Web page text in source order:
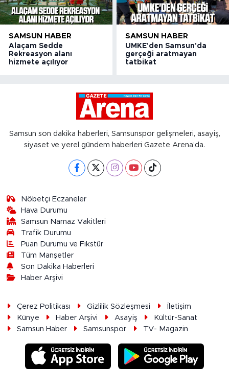
SAMSUN HABER
Alaçam Sedde
Rekreasyon alanı
hizmete açılıyor
SAMSUN HABER
UMKE'den Samsun'da
gerçeği aratmayan
tatbikat
Samsun son dakika haberleri, Samsunspor gelişmeleri, asayiş,
siyaset ve yerel gündem haberleri Gazete Arena’da.
Nöbetçi Eczaneler
Hava Durumu
Samsun Namaz Vakitleri
Trafik Durumu
Puan Durumu ve Fikstür
Tüm Manşetler
Son Dakika Haberleri
Haber Arşivi
Çerez Politikası Gizlilik Sözleşmesi
İletişim
Künye
Haber Arşivi Asayiş
Kültür-Sanat
Samsun Haber
Samsunspor TV- Magazin